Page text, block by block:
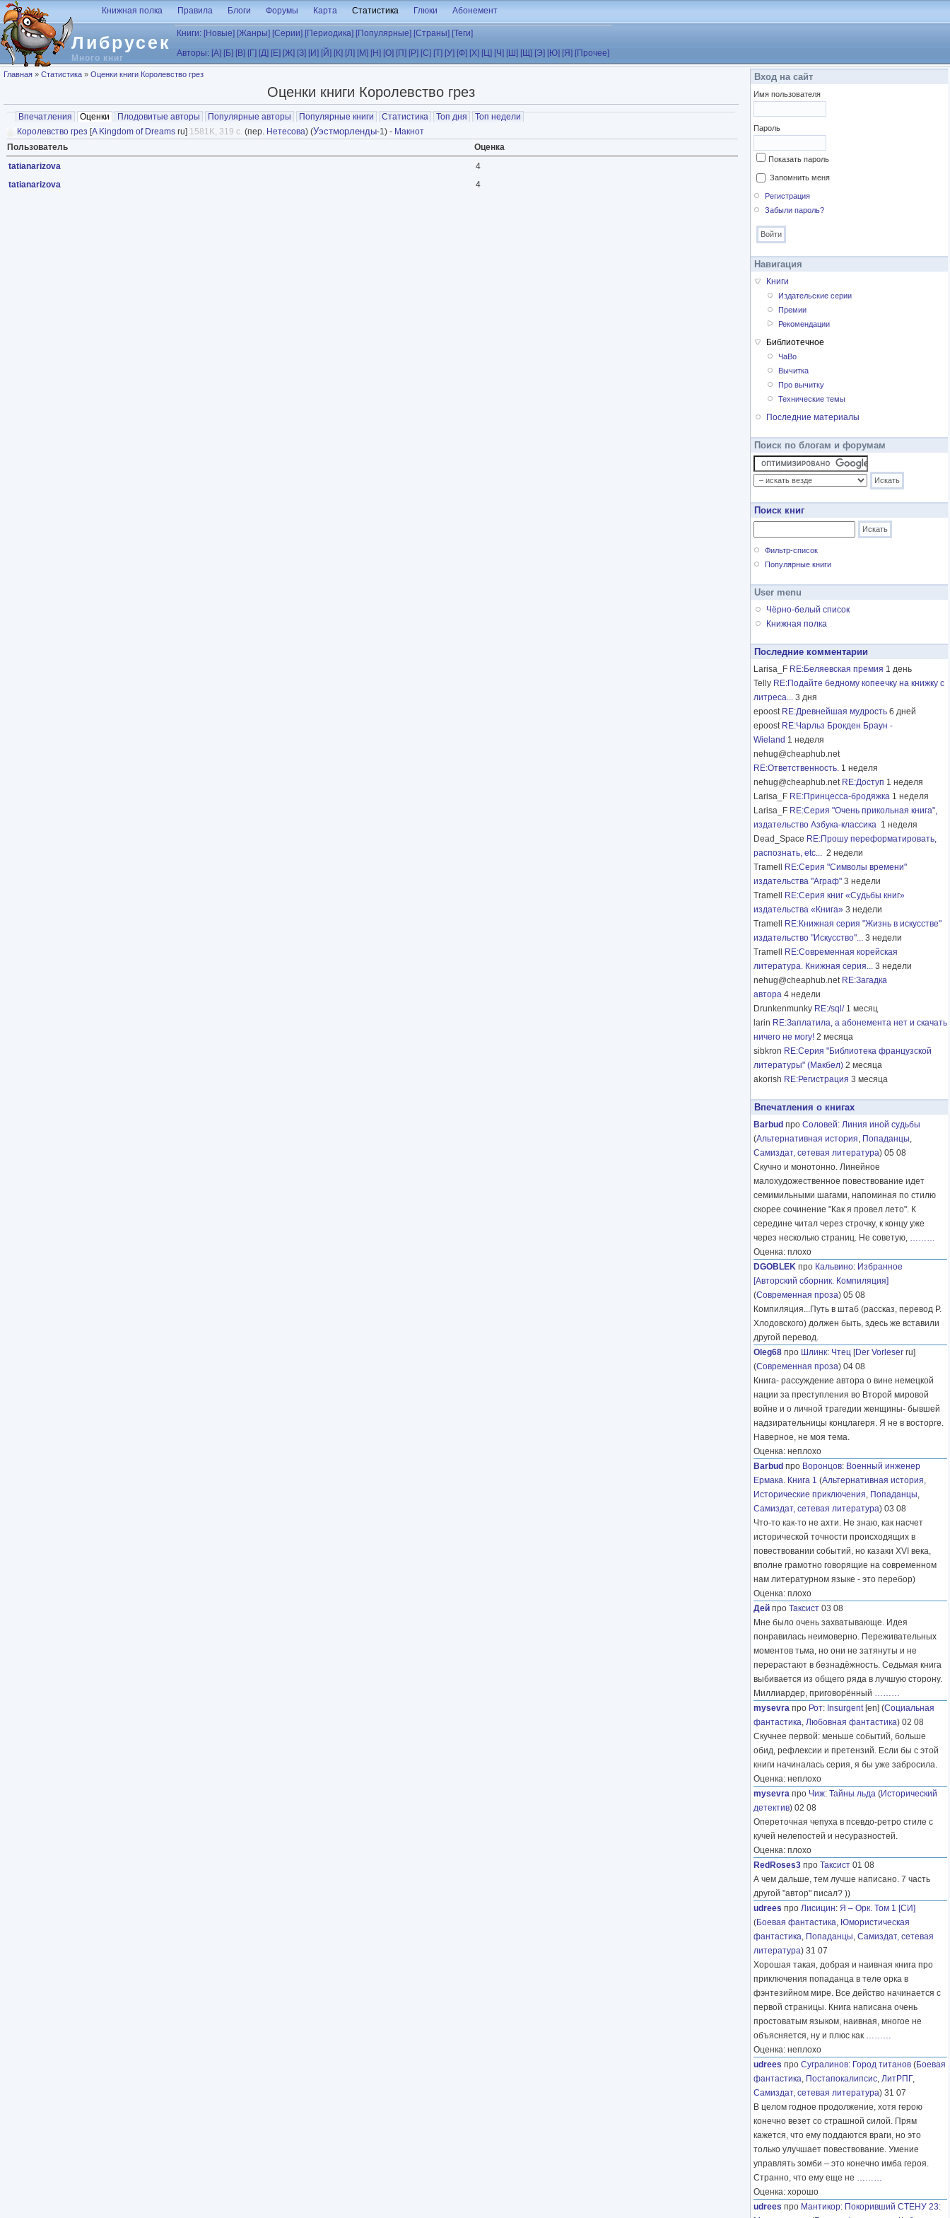
Перейти к основному содержанию
Либрусек
Много книг
Книжная полка Правила Блоги Форумы Карта Статистика Глюки Абонемент
Книги: [Новые] [Жанры] [Серии] [Периодика] [Популярные] [Страны] [Теги]
Авторы: [А] [Б] [В] [Г] [Д] [Е] [Ж] [З] [И] [Й] [К] [Л] [М] [Н] [О] [П] [Р] [С] [Т] [У] [Ф] [Х] [Ц] [Ч] [Ш] [Щ] [Э] [Ю] [Я] [Прочее]
Вы здесь
Главная » Статистика » Оценки книги Королевство грез
Оценки книги Королевство грез
Главные вкладки
Впечатления Оценки (активная вкладка)
Плодовитые авторы Популярные авторы Популярные книги Статистика Топ дня
Топ недели
Королевство грез [A Kingdom of Dreams ru] 1581K, 319 с. (пер. Нетесова) (Уэстморленды-1) - Макнот
Пользователь
Оценка
tatianarizova
4
tatianarizova
4
Вход на сайт
Имя пользователя
Пароль
Показать пароль
Запомнить меня
Регистрация
Забыли пароль?
Навигация
Книги
Издательские серии
Премии
Рекомендации
Библиотечное
ЧаВо
Вычитка
Про вычитку
Технические темы
Последние материалы
Поиск по блогам и форумам
Поиск книг
Фильтр-список
Популярные книги
User menu
Чёрно-белый список
Книжная полка
Последние комментарии
Larisa_F RE:Беляевская премия 1 день
Telly RE:Подайте бедному копеечку на книжку с
литреса... 3 дня
epoost RE:Древнейшая мудрость 6 дней
epoost RE:Чарльз Брокден Браун -
Wieland 1 неделя
nehug@cheaphub.net
RE:Ответственность. 1 неделя
nehug@cheaphub.net RE:Доступ 1 неделя
Larisa_F RE:Принцесса-бродяжка 1 неделя
Larisa_F RE:Серия "Очень прикольная книга",
издательство Азбука-классика 1 неделя
Dead_Space RE:Прошу переформатировать,
распознать, etc... 2 недели
Tramell
RE:Серия "Символы времени"
издательства "Аграф" 3 недели
Tramell
RE:Серия книг «Судьбы книг»
издательства «Книга» 3 недели
Tramell
RE:Книжная серия "Жизнь в искусстве"
издательство "Искусство"... 3 недели
Tramell
RE:Современная корейская
литература. Книжная серия... 3 недели
nehug@cheaphub.net RE:Загадка
автора 4 недели
Drunkenmunky RE:/sql/ 1 месяц
larin RE:Заплатила, а абонемента нет и скачать
ничего не могу! 2 месяца
sibkron RE:Серия "Библиотека французской
литературы" (Макбел) 2 месяца
akorish RE:Регистрация 3 месяца
Впечатления о книгах
Barbud про Соловей: Линия иной судьбы
(Альтернативная история, Попаданцы,
Самиздат, сетевая литература) 05 08
Скучно и монотонно. Линейное
малохудожественное повествование идет
семимильными шагами, напоминая по стилю
скорее сочинение "Как я провел лето". К
середине читал через строчку, к концу уже
через несколько страниц. Не советую, ………
Оценка: плохо
DGOBLEK про Кальвино: Избранное
[Авторский сборник. Компиляция]
(Современная проза) 05 08
Компиляция...Путь в штаб (рассказ, перевод Р.
Хлодовского) должен быть, здесь же вставили
другой перевод.
Oleg68 про Шлинк: Чтец [Der Vorleser ru]
(Современная проза) 04 08
Книга- рассуждение автора о вине немецкой
нации за преступления во Второй мировой
войне и о личной трагедии женщины- бывшей
надзирательницы концлагеря. Я не в восторге.
Наверное, не моя тема.
Оценка: неплохо
Barbud про Воронцов: Военный инженер
Ермака. Книга 1 (Альтернативная история,
Исторические приключения, Попаданцы,
Самиздат, сетевая литература) 03 08
Что-то как-то не ахти. Не знаю, как насчет
исторической точности происходящих в
повествовании событий, но казаки XVI века,
вполне грамотно говорящие на современном
нам литературном языке - это перебор)
Оценка: плохо
Дей про Таксист 03 08
Мне было очень захватывающе. Идея
понравилась неимоверно. Переживательных
моментов тьма, но они не затянуты и не
перерастают в безнадёжность. Седьмая книга
выбивается из общего ряда в лучшую сторону.
Миллиардер, приговорённый ………
mysevra про Рот: Insurgent[en] (Социальная
фантастика, Любовная фантастика) 02 08
Скучнее первой: меньше событий, больше
обид, рефлексии и претензий. Если бы с этой
книги начиналась серия, я бы уже забросила.
Оценка: неплохо
mysevra про Чиж: Тайны льда (Исторический
детектив) 02 08
Опереточная чепуха в псевдо-ретро стиле с
кучей нелепостей и несуразностей.
Оценка: плохо
RedRoses3 про Таксист 01 08
А чем дальше, тем лучше написано. 7 часть
другой "автор" писал? ))
udrees про Лисицин: Я – Орк. Том 1 [СИ]
(Боевая фантастика, Юмористическая
фантастика, Попаданцы, Самиздат, сетевая
литература) 31 07
Хорошая такая, добрая и наивная книга про
приключения попаданца в теле орка в
фэнтезийном мире. Все действо начинается с
первой страницы. Книга написана очень
простоватым языком, наивная, многое не
объясняется, ну и плюс как ………
Оценка: неплохо
udrees про Сугралинов: Город титанов (Боевая
фантастика, Постапокалипсис, ЛитРПГ,
Самиздат, сетевая литература) 31 07
В целом годное продолжение, хотя герою
конечно везет со страшной силой. Прям
кажется, что ему поддаются враги, но это
только улучшает повествование. Умение
управлять зомби – это конечно имба героя.
Странно, что ему еще не ………
Оценка: хорошо
udrees про Мантикор: Покоривший СТЕНУ 23: